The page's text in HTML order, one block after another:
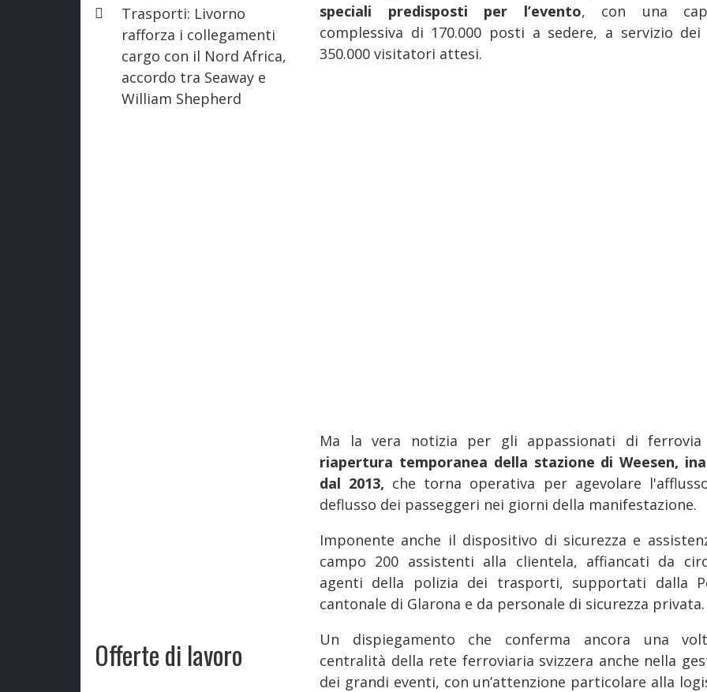
Trasporti: Livorno
rafforza i collegamenti
cargo con il Nord Africa,
accordo tra Seaway e
William Shepherd
Offerte di lavoro
speciali predisposti per l’evento, con una
complessiva di 170.000 posti a sedere, a servizio dei
350.000 visitatori attesi.
Ma la vera notizia per gli appassionati di
riapertura temporanea della stazione di Weesen,
dal 2013, che torna operativa per agevolare
deflusso dei passeggeri nei giorni della manifestazione.
Imponente anche il dispositivo di sicurezza e
campo 200 assistenti alla clientela, affiancati da
agenti della polizia dei trasporti, supportati dalla
cantonale di Glarona e da personale di sicurezza privata.
Un dispiegamento che conferma ancora una
centralità della rete ferroviaria svizzera anche nella
dei grandi eventi, con un’attenzione particolare alla